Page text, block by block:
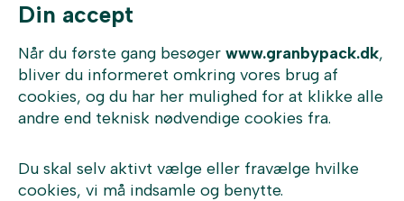
Din accept
Når du første gang besøger www.granbypack.dk,
bliver du informeret omkring vores brug af
cookies, og du har her mulighed for at klikke alle
andre end teknisk nødvendige cookies fra.
Du skal selv aktivt vælge eller fravælge hvilke
cookies, vi må indsamle og benytte.